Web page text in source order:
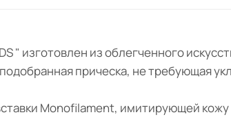
" изготовлен из облегченного
прическа, не требующая
Monofilament, имитирующей